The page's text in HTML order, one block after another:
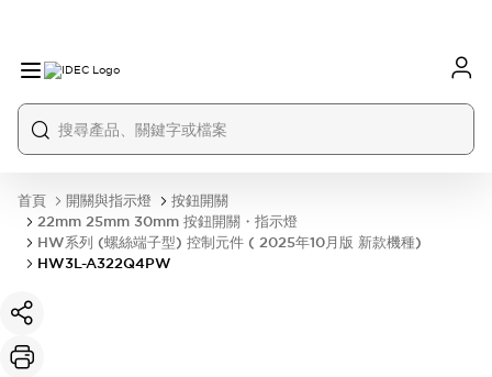
首頁 開關與指示燈
按鈕開關
22mm 25mm 30mm 按鈕開關・指示燈
HW系列 (螺絲端子型) 控制元件 ( 2025年10月版 新款機種)
HW3L-A322Q4PW